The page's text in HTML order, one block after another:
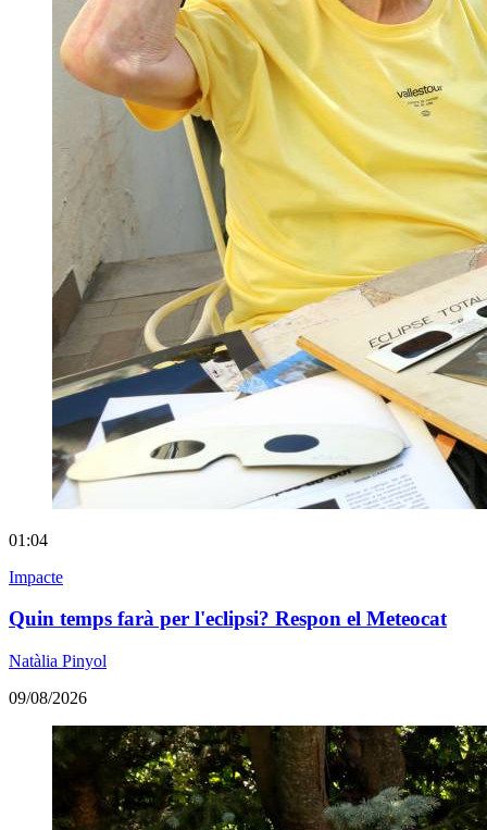
01:04
Impacte
Quin temps farà per l'eclipsi? Respon el Meteocat
Natàlia Pinyol
09/08/2026